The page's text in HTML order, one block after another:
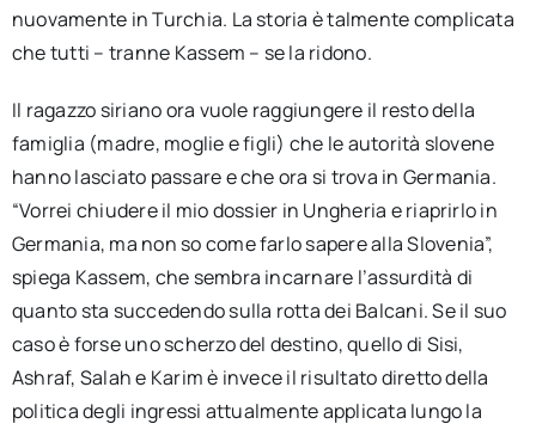
nuovamente in Turchia. La storia è talmente complicata
che tutti – tranne Kassem – se la ridono.
Il ragazzo siriano ora vuole raggiungere il resto della
famiglia (madre, moglie e figli) che le autorità slovene
hanno lasciato passare e che ora si trova in Germania.
“Vorrei chiudere il mio dossier in Ungheria e riaprirlo in
Germania, ma non so come farlo sapere alla Slovenia”,
spiega Kassem, che sembra incarnare l’assurdità di
quanto sta succedendo sulla rotta dei Balcani. Se il suo
caso è forse uno scherzo del destino, quello di Sisi,
Ashraf, Salah e Karim è invece il risultato diretto della
politica degli ingressi attualmente applicata lungo la